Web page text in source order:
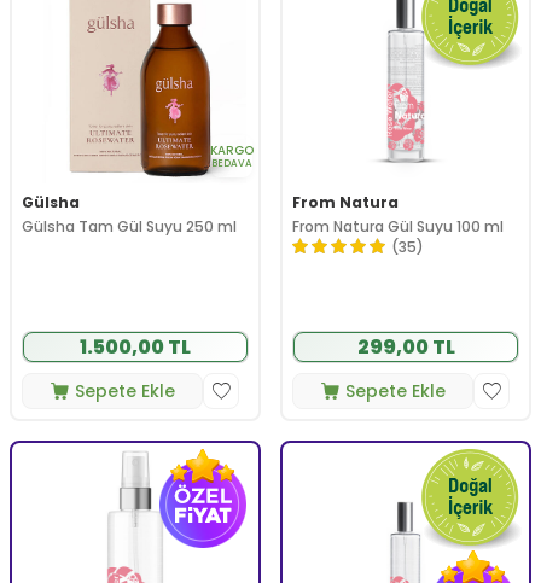
KARGO
BEDAVA
Gülsha
Gülsha Tam Gül Suyu 250 ml
1.500,00 TL
Sepete Ekle
From Natura
From Natura Gül Suyu 100 ml
(35)
299,00 TL
Sepete Ekle